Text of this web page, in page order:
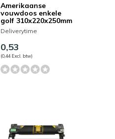
Amerikaanse
vouwdoos enkele
golf 310x220x250mm
Deliverytime
0,53
(0,44 Excl. btw)